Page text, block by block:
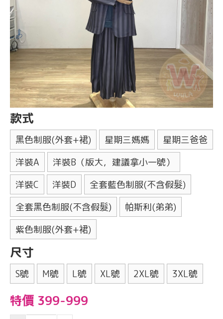
款式
黑色制服(外套+裙) 星期三媽媽
星期三爸爸
洋裝A
洋裝B（版大，建議拿小一號）
洋裝C
洋裝D
全套藍色制服(不含假髮)
全套黑色制服(不含假髮)
帕斯利(弟弟)
紫色制服(外套+裙)
尺寸
S號 M號 L號 XL號 2XL號 3XL號
特價 399-999